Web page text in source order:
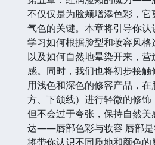
不仅仅是为脸颊增添色彩，
气色的关键。本章将引导你
学习如何根据脸型和妆容风格
以及如何自然地晕染开来，
感。同时，我们也将初步接
用浅色和深色的修容产品，
方、下颌线）进行轻微的修饰
但不会过于夸张，保持自然
达——唇部色彩与妆容 唇部是
将带你认识不同质地和颜色